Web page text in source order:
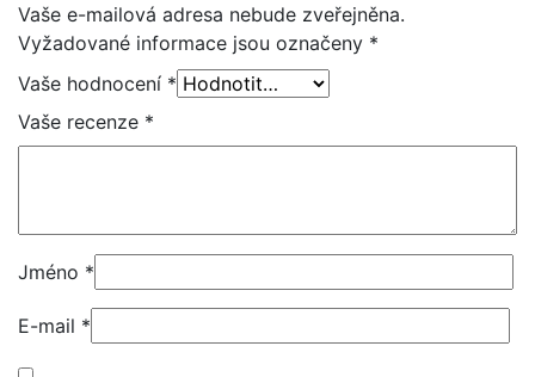
Vaše e-mailová adresa nebude zveřejněna.
Vyžadované informace jsou označeny *
Vaše hodnocení *
Vaše recenze *
Jméno *
E-mail *